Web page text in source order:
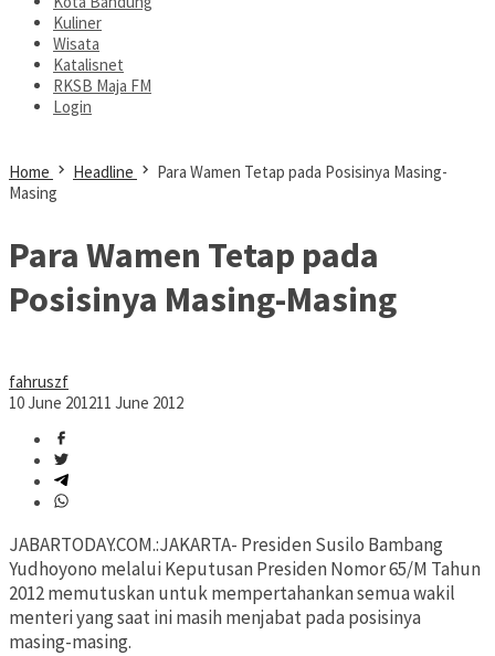
Kuliner
Wisata
Katalisnet
RKSB Maja FM
Login
Home Headline
Para Wamen Tetap pada Posisinya Masing-
Masing
Para Wamen Tetap pada
Posisinya Masing-Masing
fahruszf
10 June 201211 June 2012
JABARTODAY.COM.:JAKARTA- Presiden Susilo Bambang
Yudhoyono melalui Keputusan Presiden Nomor 65/M Tahun
2012 memutuskan untuk mempertahankan semua wakil
menteri yang saat ini masih menjabat pada posisinya
masing-masing.